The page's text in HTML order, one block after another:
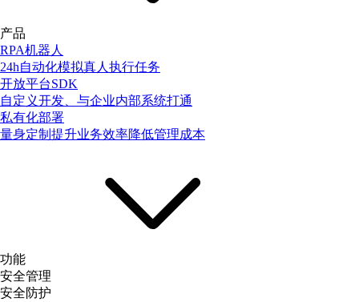
产品
RPA机器人
24h自动化模拟真人执行任务
开放平台SDK
自定义开发、与企业内部系统打通
私有化部署
量身定制提升业务效率降低管理成本
功能
安全管理
安全防护